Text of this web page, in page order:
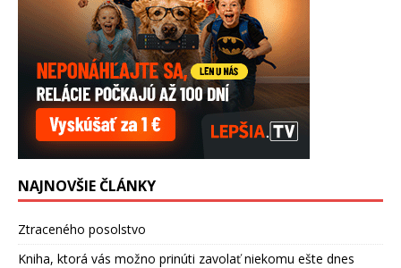
NAJNOVŠIE ČLÁNKY
Ztraceného posolstvo
Kniha, ktorá vás možno prinúti zavolať niekomu ešte dnes